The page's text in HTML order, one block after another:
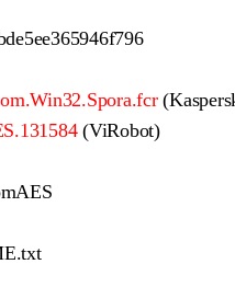
(ViRobot)